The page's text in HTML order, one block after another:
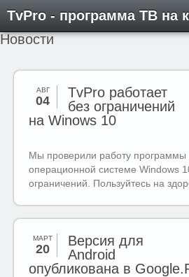
TvPro - программа ТВ на
Новости
АВГ
04
TvPro работает
без ограничений
на Winows 10
Мы проверили работу программы
операционной системе Windows
ограничений. Пользуйтесь на
МАРТ
20
Версия для
Android
опубликована в